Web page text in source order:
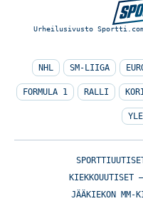
Urheilusivusto
NHL SM-LIIGA
FORMULA 1 RALLI
KIEKKOUUTISET
JÄÄKIEKON